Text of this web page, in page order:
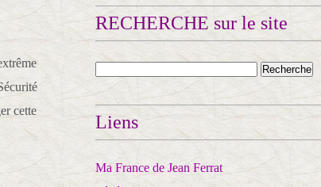
cette
RECHERCHE sur le site
Liens
Ma France de Jean Ferrat